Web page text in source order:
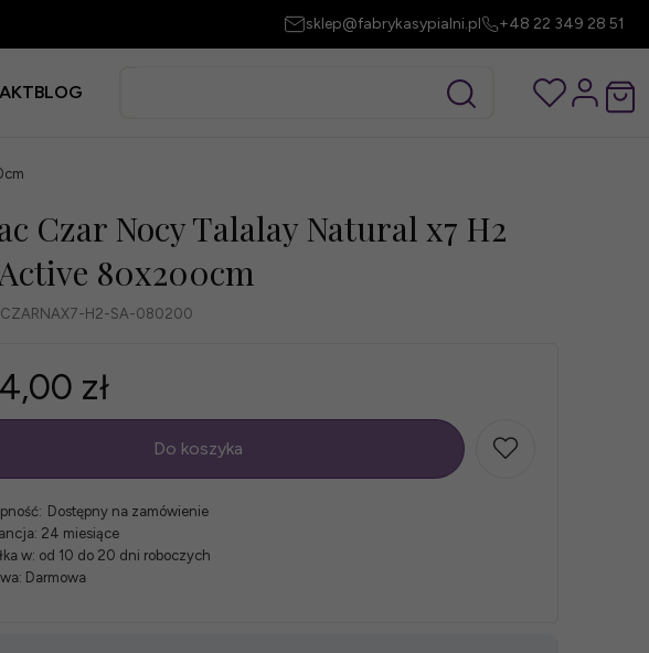
sklep@fabrykasypialni.pl +48 22 349 28 51
BLOG
Czar Nocy Talalay Natural x7 H2
80x200cm
CZARNAX7-H2-SA-080200
zł
Do koszyka
Dostępny na zamówienie
24 miesiące
w: od 10 do 20 dni roboczych
Darmowa